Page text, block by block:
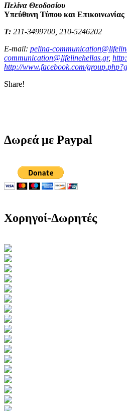
Πελίνα Θεοδοσίου
Υπεύθυνη Τύπου και Επικοινωνίας
Τ: 211-3499700, 210-5246202
E-mail: pelina-
communication@lifelinehellas.gr,
http://www.facebook.com/
Share!
Δωρεά με Paypal
Χορηγοί-Δωρητές